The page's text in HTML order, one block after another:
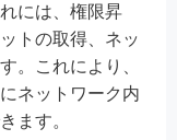
には、権限昇
トの取得、ネッ
。これにより、
ネットワーク内
ます。